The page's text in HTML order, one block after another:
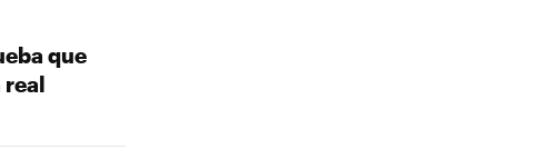
que
real